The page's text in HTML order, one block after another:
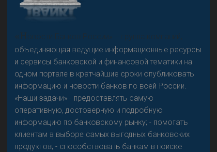
«Н
овости Банков России» – группа компаний,
объединяющая ведущие информационные ресурсы
и сервисы банковской и финансовой тематики на
одном портале в кратчайшие сроки опубликовать
информацию и новости банков по всей России.
«Наши задачи» - предоставлять самую
оперативную, достоверную и подробную
информацию по банковскому рынку; - помогать
клиентам в выборе самых выгодных банковских
продуктов; - способствовать банкам в поиске